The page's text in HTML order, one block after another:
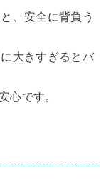
、安全に背負う
大きすぎるとバ
心です。